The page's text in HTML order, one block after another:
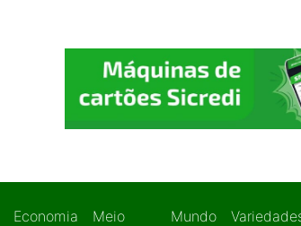
Economia
Meio
Mundo